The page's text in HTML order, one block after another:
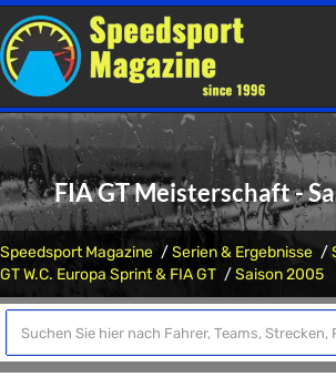
FIA GT Meisterschaft -
Speedsport Magazine Serien & Ergebnisse
GT W.C. Europa Sprint & FIA GT
Saison 2005